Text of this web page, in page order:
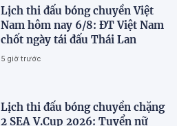
Lịch thi đấu bóng chuyền Việt
Nam hôm nay 6/8: ĐT Việt Nam
chốt ngày tái đấu Thái Lan
5 giờ trước
Lịch thi đấu bóng chuyền chặng
2 SEA V.Cup 2026: Tuyển nữ